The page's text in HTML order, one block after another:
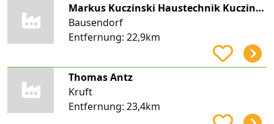
Markus Kuczinski Haustechnik Kuczinski
Bausendorf
Entfernung: 22,9km
Thomas Antz
Kruft
Entfernung: 23,4km